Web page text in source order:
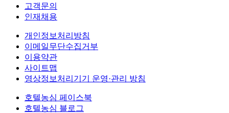
고객문의
인재채용
개인정보처리방침
이메일무단수집거부
이용약관
사이트맵
영상정보처리기기 운영·관리 방침
호텔농심 페이스북
호텔농심 블로그